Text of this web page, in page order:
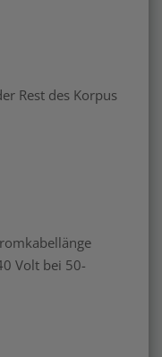
Rest des Korpus
Volt bei 50-